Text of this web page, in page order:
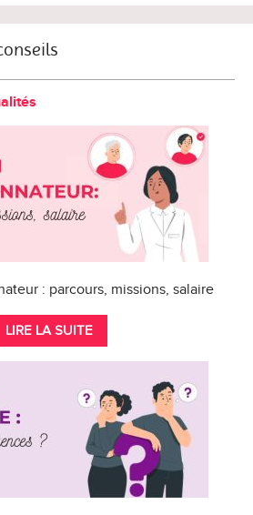
: parcours, missions, salaire
LIRE LA SUITE